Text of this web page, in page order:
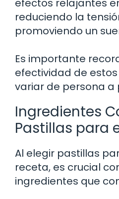
efectos relajantes
reduciendo la
promoviendo un
Es importante
efectividad de
variar de persona a
Ingredientes
Pastillas para
Al elegir pastillas
receta, es crucial
ingredientes que